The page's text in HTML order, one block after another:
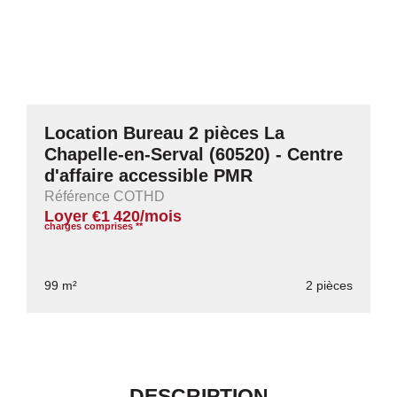
Location Bureau 2 pièces La
Chapelle-en-Serval (60520) - Centre
d'affaire accessible PMR
Référence COTHD
Loyer €1 420/mois
charges comprises **
99 m² 2 pièces